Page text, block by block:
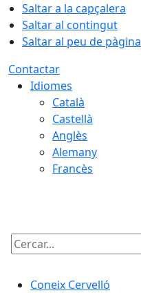
Saltar a la capçalera
Saltar al contingut
Saltar al peu de pàgina
Contactar
Idiomes
Català
Castellà
Anglès
Alemany
Francès
Cercar:
Coneix Cervelló